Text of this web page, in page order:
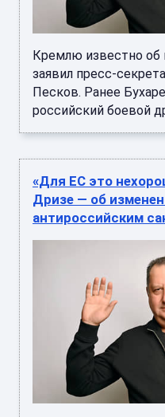
Кремлю известно
заявил пресс-
Песков. Ранее
российский боевой
«Для ЕС это
Дризе — об
антироссийским